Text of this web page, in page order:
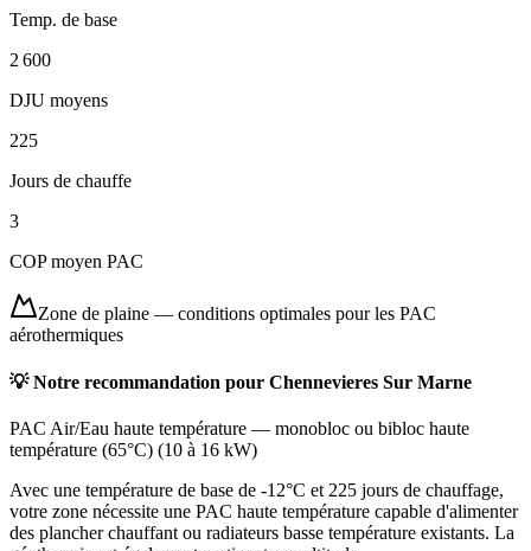
Temp. de base
2 600
DJU moyens
225
Jours de chauffe
3
COP moyen PAC
Zone de plaine — conditions optimales pour les PAC
aérothermiques
💡 Notre recommandation pour Chennevieres Sur Marne
PAC Air/Eau haute température — monobloc ou bibloc haute
température (65°C) (10 à 16 kW)
Avec une température de base de -12°C et 225 jours de chauffage,
votre zone nécessite une PAC haute température capable d'alimenter
des plancher chauffant ou radiateurs basse température existants. La